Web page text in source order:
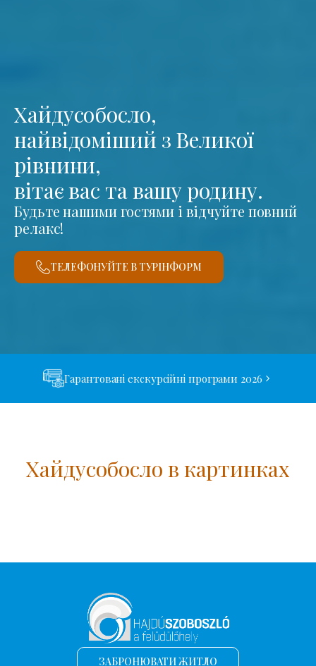
Хайдусобосло,
найвідоміший з Великої
рівнини,
вітає вас та вашу родину.
Будьте нашими гостями і відчуйте повний
релакс!
ТЕЛЕФОНУЙТЕ В ТУРІНФОРМ
Гарантовані екскурсійні програми 2026
Хайдусобосло в картинках
ЗАБРОНЮВАТИ ЖИТЛО